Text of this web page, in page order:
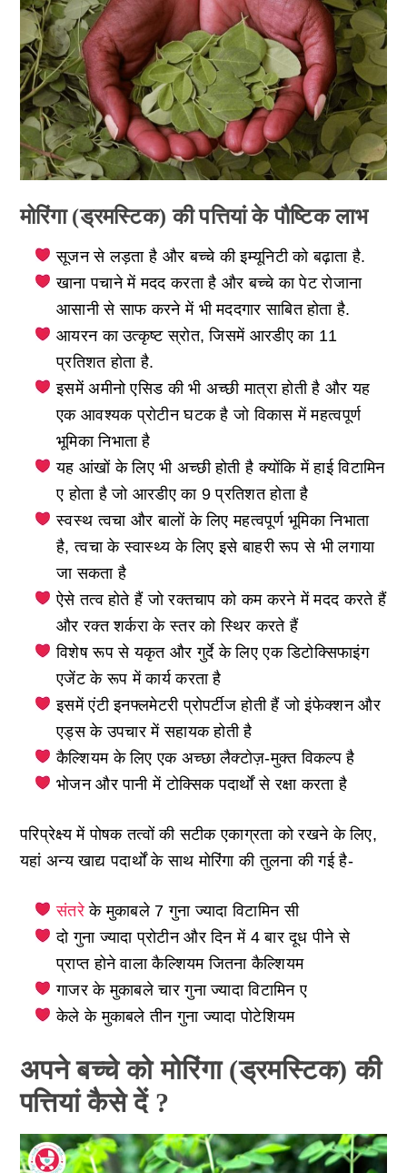
मोरिंगा (ड्रमस्टिक) की पत्तियां के पौष्टिक लाभ
सूजन से लड़ता है और बच्चे की इम्यूनिटी को बढ़ाता है.
खाना पचाने में मदद करता है और बच्चे का पेट रोजाना
आसानी से साफ करने में भी मददगार साबित होता है.
आयरन का उत्कृष्ट स्रोत, जिसमें आरडीए का 11
प्रतिशत होता है.
इसमें अमीनो एसिड की भी अच्छी मात्रा होती है और यह
एक आवश्यक प्रोटीन घटक है जो विकास में महत्वपूर्ण
भूमिका निभाता है
यह आंखों के लिए भी अच्छी होती है क्योंकि में हाई विटामिन
ए होता है जो आरडीए का 9 प्रतिशत होता है
स्वस्थ त्वचा और बालों के लिए महत्वपूर्ण भूमिका निभाता
है, त्वचा के स्वास्थ्य के लिए इसे बाहरी रूप से भी लगाया
जा सकता है
ऐसे तत्व होते हैं जो रक्तचाप को कम करने में मदद करते हैं
और रक्त शर्करा के स्तर को स्थिर करते हैं
विशेष रूप से यकृत और गुर्दे के लिए एक डिटोक्सिफाइंग
एजेंट के रूप में कार्य करता है
इसमें एंटी इनफ्लमेटरी प्रोपर्टीज होती हैं जो इंफेक्शन और
एड्स के उपचार में सहायक होती है
कैल्शियम के लिए एक अच्छा लैक्टोज़-मुक्त विकल्प है
भोजन और पानी में टोक्सिक पदार्थों से रक्षा करता है
परिप्रेक्ष्य में पोषक तत्वों की सटीक एकाग्रता को रखने के लिए,
यहां अन्य खाद्य पदार्थों के साथ मोरिंगा की तुलना की गई है-
संतरेके मुकाबले 7 गुना ज्यादा विटामिन सी
दो गुना ज्यादा प्रोटीन और दिन में 4 बार दूध पीने से
प्राप्त होने वाला कैल्शियम जितना कैल्शियम
गाजर के मुकाबले चार गुना ज्यादा विटामिन ए
केले के मुकाबले तीन गुना ज्यादा पोटेशियम
अपने बच्चे को मोरिंगा (ड्रमस्टिक) की
पत्तियां कैसे दें ?